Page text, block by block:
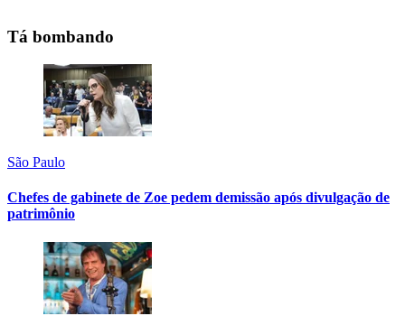
Tá bombando
São Paulo
Chefes de gabinete de Zoe pedem demissão após divulgação de
patrimônio